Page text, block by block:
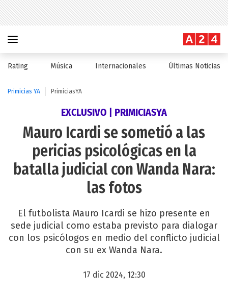
Rating Música Internacionales Últimas Noticias
Primicias YA PrimiciasYA
EXCLUSIVO | PRIMICIASYA
Mauro Icardi se sometió a las
pericias psicológicas en la
batalla judicial con Wanda Nara:
las fotos
El futbolista Mauro Icardi se hizo presente en
sede judicial como estaba previsto para dialogar
con los psicólogos en medio del conflicto judicial
con su ex Wanda Nara.
17 dic 2024, 12:30